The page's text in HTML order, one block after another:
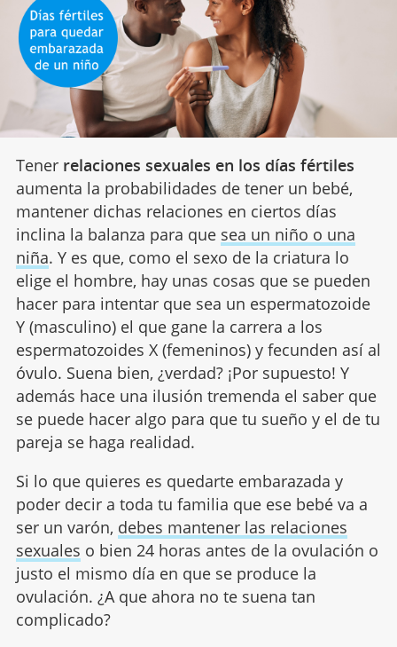
Tener relaciones sexuales en los días fértiles
aumenta la probabilidades de tener un bebé,
mantener dichas relaciones en ciertos días
inclina la balanza para que sea un niño o una
niña. Y es que, como el sexo de la criatura lo
elige el hombre, hay unas cosas que se pueden
hacer para intentar que sea un espermatozoide
Y (masculino) el que gane la carrera a los
espermatozoides X (femeninos) y fecunden así al
óvulo. Suena bien, ¿verdad? ¡Por supuesto! Y
además hace una ilusión tremenda el saber que
se puede hacer algo para que tu sueño y el de tu
pareja se haga realidad.
Si lo que quieres es quedarte embarazada y
poder decir a toda tu familia que ese bebé va a
ser un varón, debes mantener las relaciones
sexuales o bien 24 horas antes de la ovulación o
justo el mismo día en que se produce la
ovulación. ¿A que ahora no te suena tan
complicado?